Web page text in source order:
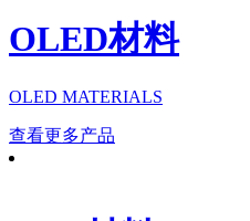
OLED材料
OLED MATERIALS
查看更多产品